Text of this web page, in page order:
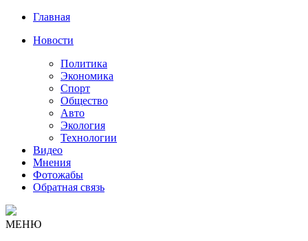
Главная
Новости
Политика
Экономика
Спорт
Общество
Авто
Экология
Технологии
Видео
Мнения
Фотожабы
Обратная связь
МЕНЮ